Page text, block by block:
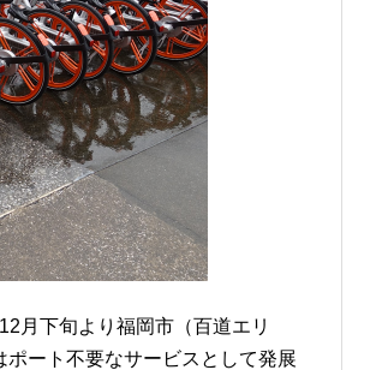
月下旬より福岡市（百道エリ
ート不要なサービスとして発展